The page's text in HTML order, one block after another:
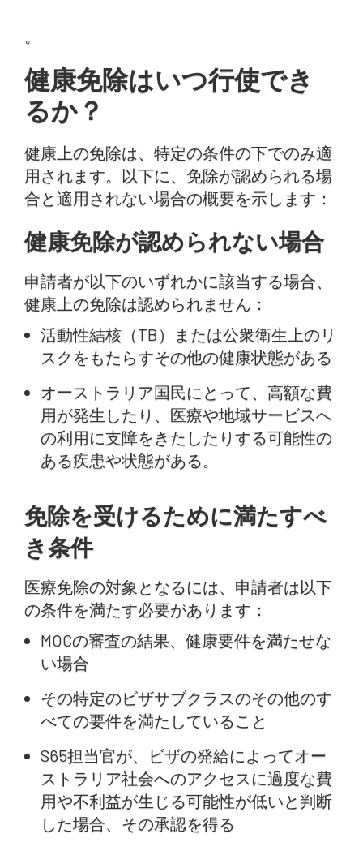
。
健康免除はいつ行使でき
るか？
健康上の免除は、特定の条件の下でのみ適
用されます。以下に、免除が認められる場
合と適用されない場合の概要を示します：
健康免除が認められない場合
申請者が以下のいずれかに該当する場合、
健康上の免除は認められません：
活動性結核（TB）または公衆衛生上のリ
スクをもたらすその他の健康状態がある
オーストラリア国民にとって、高額な費
用が発生したり、医療や地域サービスへ
の利用に支障をきたしたりする可能性の
ある疾患や状態がある。
免除を受けるために満たすべ
き条件
医療免除の対象となるには、申請者は以下
の条件を満たす必要があります：
MOCの審査の結果、健康要件を満たせな
い場合
その特定のビザサブクラスのその他のす
べての要件を満たしていること
S65担当官が、ビザの発給によってオー
ストラリア社会へのアクセスに過度な費
用や不利益が生じる可能性が低いと判断
した場合、その承認を得る